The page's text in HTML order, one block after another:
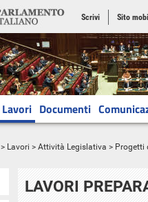
Scrivi Sito
Lavori Documenti
> Lavori > Attività Legislativa > Progetti
LAVORI